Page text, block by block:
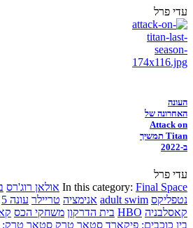
עדי פרל
העונה
האחרונה של
Attack on
Titan תמשיך
ב-2022
עדי פרל
In this category: Final Space אולאן רוג'רס
נטפליקס adult swim אנימציה טריילר עונה 5
קאסלבניה HBO בית הדרקון משחקי הכס
בין כוכבים: פיקארד סטאר טרק סטאר טרק: